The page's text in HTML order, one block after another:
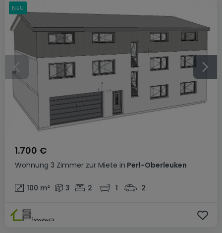
Wohnung 3 Zimmer zur Miete in Perl-Oberleuken
1.700 €
100 m² 3 2 1 2
NEU